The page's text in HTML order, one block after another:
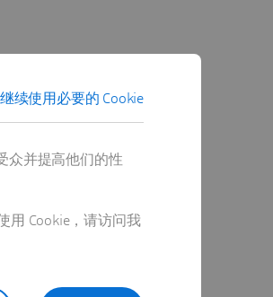
续使用必要的 Cookie
众并提高他们的性
用 Cookie，请访问我